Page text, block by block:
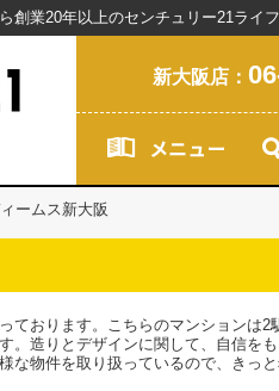
新大阪店：
ームス新大阪
ております。こちらのマンションは
。造りとデザインに関して、自信を
物件を取り扱っているので、きっ